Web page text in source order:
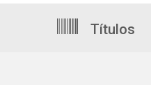
Títulos